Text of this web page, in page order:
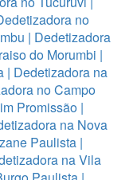
no
| Dedetizadora
do Morumbi |
| Dedetizadora na
no Campo
Promissão |
na Nova
Paulista |
na Vila